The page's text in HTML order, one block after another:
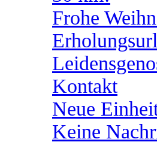
Frohe
Kontakt
Neue
Keine